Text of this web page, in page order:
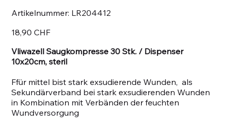
Artikelnummer: Artikelnummer:
LR204412
LR204412
18,90 CHF
Vliwazell Saugkompresse 30 Stk. / Dispenser
10x20cm, steril
Ffür mittel bist stark exsudierende Wunden, als
Sekundärverband bei stark exsudierenden Wunden
in Kombination mit Verbänden der feuchten
Wundversorgung